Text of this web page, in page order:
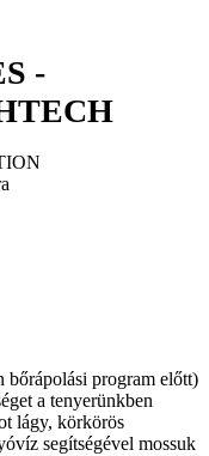
-
bőrápolási program előtt)
a tenyerünkben
lágy, körkörös
segítségével mossuk